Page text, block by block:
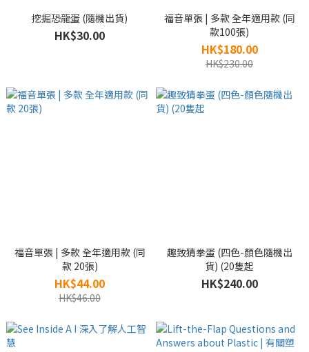
挖掘恐龍蛋 (隨機出貨)
HK$30.00
福音單張 | 多款 全年適用款 (同
款100張)
HK$180.00
HK$230.00
福音單張 | 多款 全年適用款 (同
款 20張)
HK$44.00
HK$46.00
趣致猜拳蛋 (四色-顏色隨機出
貨) (20隻起
HK$240.00